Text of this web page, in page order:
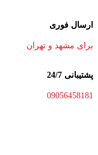
ارسال فوری
برای مشهد و تهران
پشتیبانی 24/7
09056458181